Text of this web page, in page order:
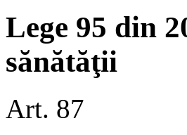
Lege 95 din
sănătăţii
Art. 87